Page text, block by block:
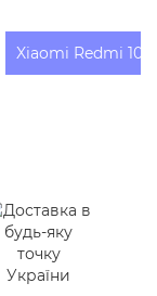
Xiaomi Redmi 10X